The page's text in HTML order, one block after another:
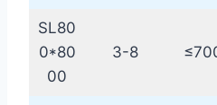
SL80
0*80
00
3-8